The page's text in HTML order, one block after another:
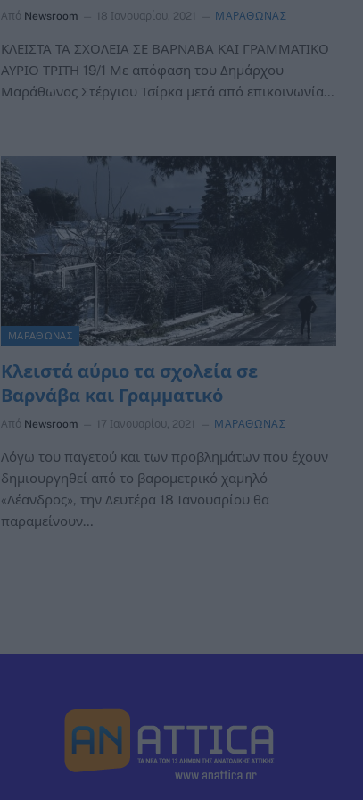
Από Newsroom 18 Ιανουαρίου, 2021 ΜΑΡΑΘΩΝΑΣ
ΚΛΕΙΣΤΑ ΤΑ ΣΧΟΛΕΙΑ ΣΕ ΒΑΡΝΑΒΑ ΚΑΙ ΓΡΑΜΜΑΤΙΚΟ
ΑΥΡΙΟ ΤΡΙΤΗ 19/1 Με απόφαση του Δημάρχου
Μαράθωνος Στέργιου Τσίρκα μετά από επικοινωνία…
ΜΑΡΑΘΩΝΑΣ
Κλειστά αύριο τα σχολεία σε
Βαρνάβα και Γραμματικό
Από Newsroom 17 Ιανουαρίου, 2021 ΜΑΡΑΘΩΝΑΣ
Λόγω του παγετού και των προβλημάτων που έχουν
δημιουργηθεί από το βαρομετρικό χαμηλό
«Λέανδρος», την Δευτέρα 18 Ιανουαρίου θα
παραμείνουν…